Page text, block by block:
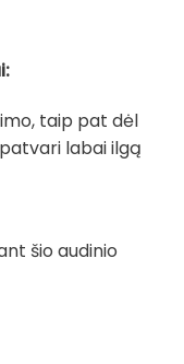
taip pat dėl
labai ilgą
šio audinio